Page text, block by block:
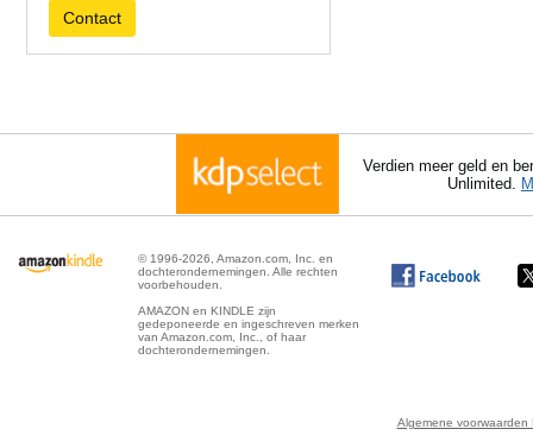
Contact
Verdien meer geld en
Unlimited.
© 1996-2026, Amazon.com, Inc. en
dochterondernemingen. Alle rechten
voorbehouden.
AMAZON en KINDLE zijn
gedeponeerde en ingeschreven merken
van Amazon.com, Inc., of haar
dochterondernemingen.
Algemene voorwaarden